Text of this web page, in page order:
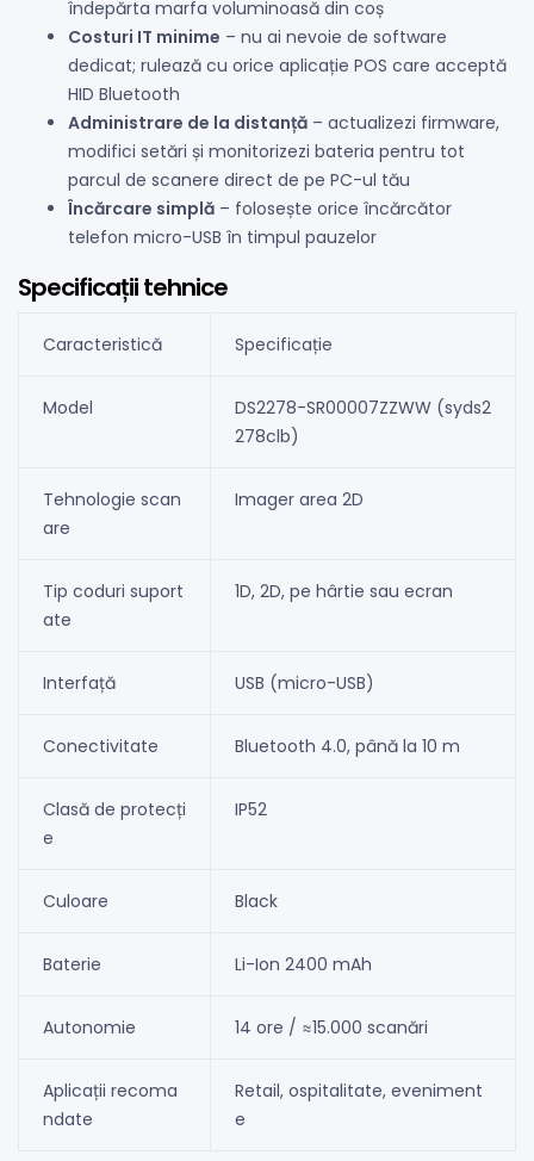
îndepărta marfa voluminoasă din coș
Costuri IT minime – nu ai nevoie de software
dedicat; rulează cu orice aplicație POS care acceptă
HID Bluetooth
Administrare de la distanță – actualizezi firmware,
modifici setări și monitorizezi bateria pentru tot
parcul de scanere direct de pe PC-ul tău
Încărcare simplă – folosește orice încărcător
telefon micro-USB în timpul pauzelor
Specificații tehnice
Caracteristică Specificație
Model
DS2278-SR00007ZZWW (syds2
278clb)
Tehnologie scan
are
Imager area 2D
Tip coduri suport
ate
1D, 2D, pe hârtie sau ecran
Interfață USB (micro-USB)
Conectivitate Bluetooth 4.0, până la 10 m
Clasă de protecți
e
IP52
Culoare Black
Baterie Li-Ion 2400 mAh
Autonomie 14 ore / ≈15.000 scanări
Aplicații recoma
ndate
Retail, ospitalitate, eveniment
e